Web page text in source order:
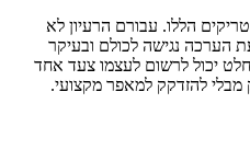
הללו. עבורם הרעיון לא
הערכה נגישה לכולם ובעיקר
יכול לרשום לעצמו צעד אחד
להזדקק למאפר מקצועי.